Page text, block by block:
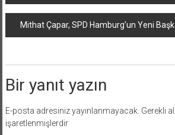
dolaşımı
Mithat Çapar, SPD Hamburg’un Yeni
Bir yanıt yazın
E-posta adresiniz yayınlanmayacak. Gerekli
işaretlenmişlerdir